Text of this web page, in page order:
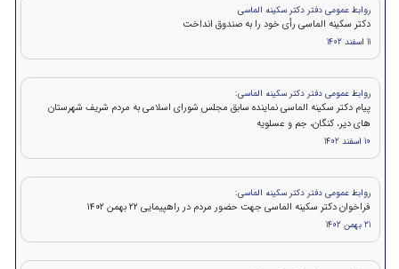
روابط عمومی دفتر دکتر سکینه الماسی
دکتر سکینه الماسی رأی خود را به صندوق انداخت
11 اسفند 1402
روابط عمومی دفتر دکتر سکینه الماسی:
پیام دکتر سکینه الماسی نماینده سابق مجلس شورای اسلامی به مردم شریف شهرستان
های دیر، کنگان، جم و عسلویه
10 اسفند 1402
روابط عمومی دفتر دکتر سکینه الماسی:
فراخوان دکتر سکینه الماسی جهت حضور مردم در راهپیمایی ۲۲ بهمن 1402
21 بهمن 1402